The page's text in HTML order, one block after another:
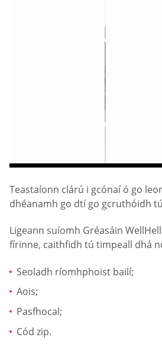
Teastaíonn clárú i gcónaí ó go
dhéanamh go dtí go gcruthóidh
Ligeann suíomh Gréasáin
fírinne, caithfidh tú timpeall dhá
Seoladh ríomhphoist bailí;
Aois;
Pasfhocal;
Cód zip.